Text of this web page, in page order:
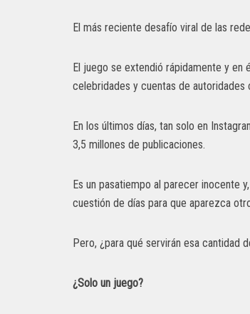
El más reciente desafío viral de las
El juego se extendió rápidamente y en
celebridades y cuentas de
En los últimos días, tan solo en
3,5 millones de publicaciones.
Es un pasatiempo al parecer inocente
cuestión de días para que aparezca
Pero, ¿para qué servirán esa cantidad
¿Solo un juego?